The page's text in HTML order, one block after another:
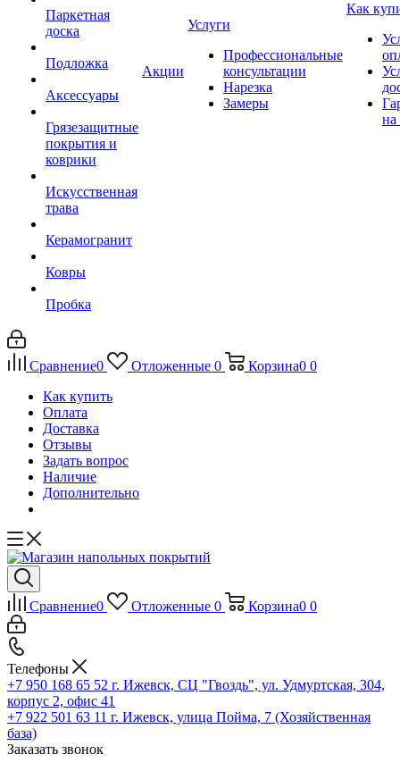
Паркетная
доска
Подложка
Аксессуары
Грязезащитные
покрытия и
коврики
Искусственная
трава
Керамогранит
Ковры
Пробка
Акции
Услуги
Профессиональные
консультации
Нарезка
Замеры
Как
на
Сравнение0 Отложенные 0 Корзина0 0
Как купить
Оплата
Доставка
Отзывы
Задать вопрос
Наличие
Дополнительно
Сравнение0 Отложенные 0 Корзина0 0
Телефоны
+7 950 168 65 52 г. Ижевск, СЦ "Гвоздь", ул. Удмуртская, 304,
корпус 2, офис 41
+7 922 501 63 11 г. Ижевск, улица Пойма, 7 (Хозяйственная
база)
Заказать звонок